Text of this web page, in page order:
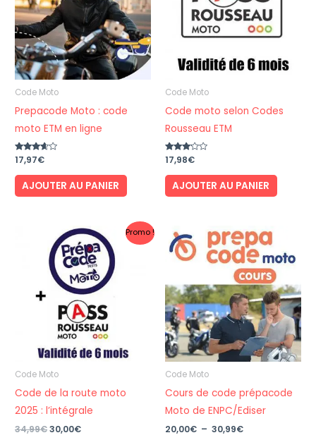
Code Moto
Prepacode Moto : code
moto ETM en ligne
Note
3.50
sur 5
17,97€
AJOUTER AU PANIER
Code Moto
Code moto selon Codes
Rousseau ETM
Note
3.00
sur 5
17,98€
AJOUTER AU PANIER
Promo !
Code Moto
Code de la route moto
2025 : l’intégrale
34,99€Le
30,00€Le
Code Moto
Cours de code prépacode
Moto de ENPC/Ediser
20,00€ – 30,99€Plage